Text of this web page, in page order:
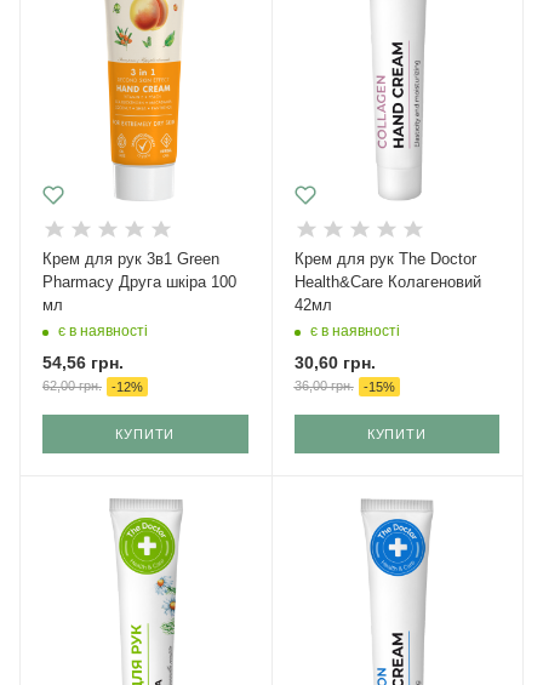
Крем для рук 3в1 Green
Pharmacy Друга шкіра 100
мл
є в наявності
54,56 грн.
62,00грн. -12%
КУПИТИ
Крем для рук The Doctor
Health&Care Колагеновий
42мл
є в наявності
30,60грн.
36,00грн. -15%
КУПИТИ